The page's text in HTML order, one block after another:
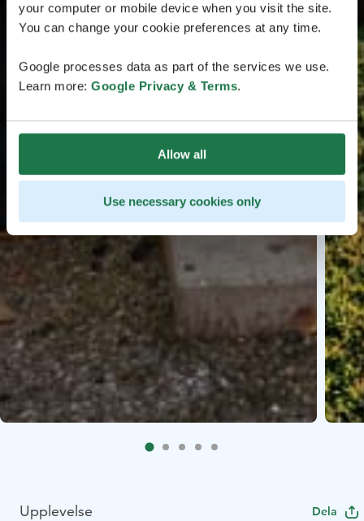
your computer or mobile device when you visit the site.
You can change your cookie preferences at any time.
Google processes data as part of the services we use.
Learn more: Google Privacy & Terms.
Allow all
Use necessary cookies only
Upplevelse Dela